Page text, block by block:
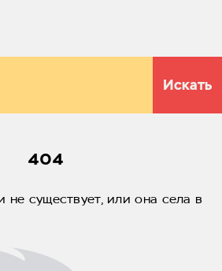
Искать
404
не существует, или она села в